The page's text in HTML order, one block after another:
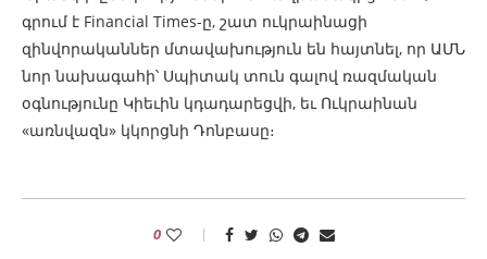
գրում է Financial Times-ը, շատ ուկրաինացի
զինվորականներ մտավախություն են հայտնել, որ ԱՄՆ
նոր նախագահի՝ Սպիտակ տուն գալով ռազմական
օգնությունը Կիեւին կդադարեցվի, եւ Ուկրաինան
«առնվազն» կկորցնի Դոնբասը։
0